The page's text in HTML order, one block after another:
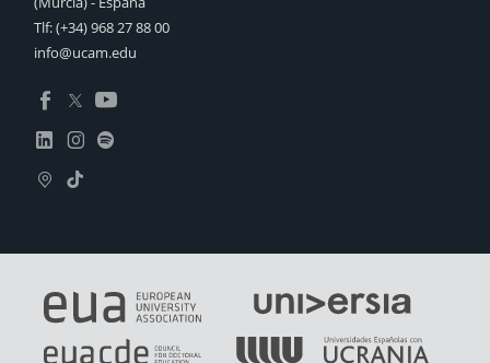
Tlf:(+34) 968 27 88 00
info@ucam.edu